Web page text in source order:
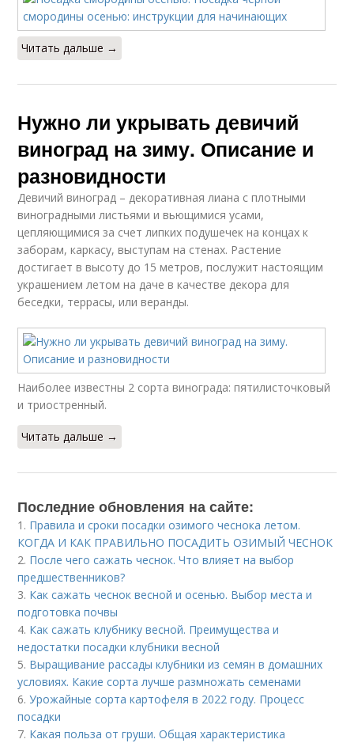
Читать дальше →
Нужно ли укрывать девичий
виноград на зиму. Описание и
разновидности
Девичий виноград – декоративная лиана с плотными
виноградными листьями и вьющимися усами,
цепляющимися за счет липких подушечек на концах к
заборам, каркасу, выступам на стенах. Растение
достигает в высоту до 15 метров, послужит настоящим
украшением летом на даче в качестве декора для
беседки, террасы, или веранды.
Наиболее известны 2 сорта винограда: пятилисточковый
и триостренный.
Читать дальше →
Последние обновления на сайте:
1. Правила и сроки посадки озимого чеснока летом.
КОГДА И КАК ПРАВИЛЬНО ПОСАДИТЬ ОЗИМЫЙ ЧЕСНОК
2. После чего сажать чеснок. Что влияет на выбор
предшественников?
3. Как сажать чеснок весной и осенью. Выбор места и
подготовка почвы
4. Как сажать клубнику весной. Преимущества и
недостатки посадки клубники весной
5. Выращивание рассады клубники из семян в домашних
условиях. Какие сорта лучше размножать семенами
6.Урожайные сорта картофеля в 2022 году. Процесс
посадки
7. Какая польза от груши. Общая характеристика